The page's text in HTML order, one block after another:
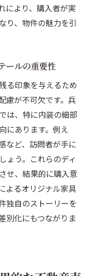
により、購入者が実
り、物件の魅力を引
ールの重要性
る印象を与えるため
慮が不可欠です。兵
は、特に内装の細部
にあります。例え
など、訪問者が手に
ょう。これらのディ
せ、結果的に購入意
よるオリジナル家具
独自のストーリーを
別化にもつながりま